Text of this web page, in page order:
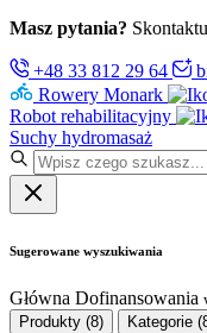
Masz pytania?
+48 33 812 29 64
Rowery Monark
Robot rehabilitacyjny
Suchy hydromasaż
Sugerowane wyszukiwania
Główna Dofinansowania
Produkty (8) Kategorie